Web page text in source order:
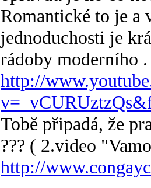
Romantické to je a
jednoduchosti je
rádoby moderního .
http://
Tobě připadá, že
??? ( 2.video
http://